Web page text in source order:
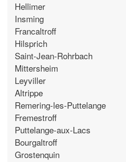
Hellimer
Insming
Francaltroff
Hilsprich
Saint-Jean-Rohrbach
Mittersheim
Leyviller
Altrippe
Remering-les-Puttelange
Fremestroff
Puttelange-aux-Lacs
Bourgaltroff
Grostenquin